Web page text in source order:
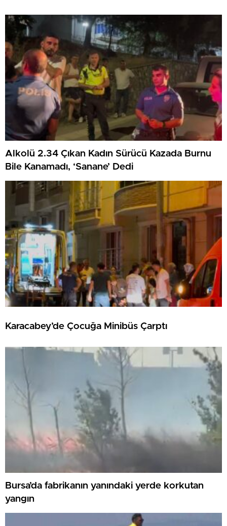
Alkolü 2.34 Çıkan Kadın Sürücü Kazada Burnu
Bile Kanamadı, ‘Sanane’ Dedi
Karacabey’de Çocuğa Minibüs Çarptı
Bursa’da fabrikanın yanındaki yerde korkutan
yangın